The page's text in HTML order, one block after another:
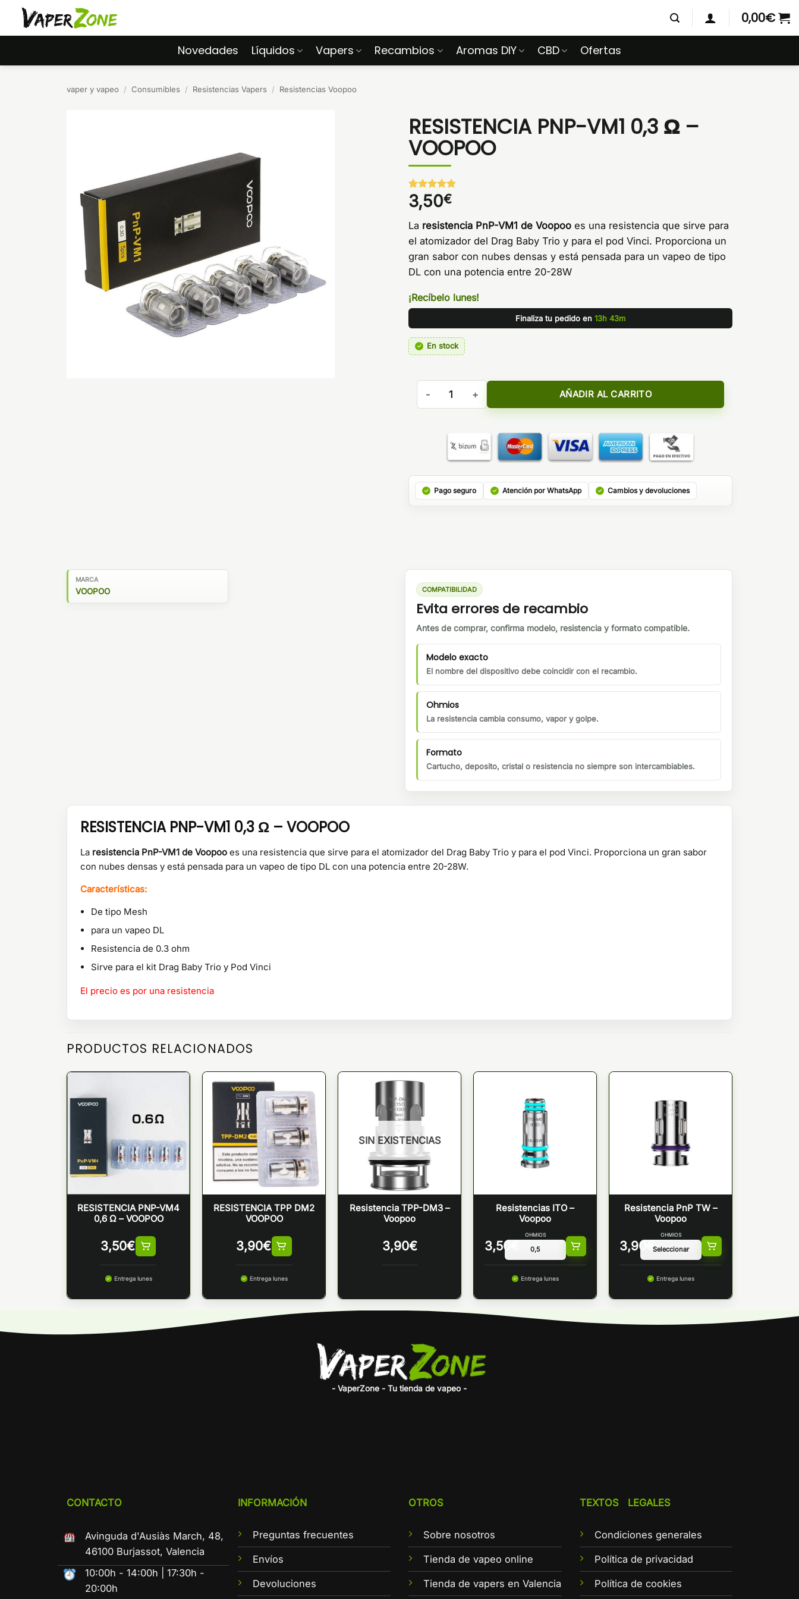
Saltar
contenido
0,00€
Novedades Líquidos Vapers Recambios Aromas DIY CBD Ofertas
vaper y vapeo / Consumibles / Resistencias Vapers / Resistencias Voopoo
RESISTENCIA PNP-VM1 0,3 Ω –
VOOPOO
Valorado
con5de 5
1
valoración
de un
cliente
3,50€
La resistencia PnP-VM1 de Voopoo es una resistencia que sirve para
el atomizador del Drag Baby Trio y para el pod Vinci. Proporciona un
gran sabor con nubes densas y está pensada para un vapeo de tipo
DL con una potencia entre 20-28W
¡Recíbelo lunes!
Finaliza tu pedido en 13h 43m
En stock
RESISTENCIA PNP-VM1 0,3 Ω - VOOPOO cantidad
AÑADIR AL CARRITO
Pago seguro Atención por WhatsApp Cambios y devoluciones
MARCA
VOOPOO COMPATIBILIDAD
Evita errores de recambio
Antes de comprar, confirma modelo, resistencia y formato compatible.
Modelo exacto
El nombre del dispositivo debe coincidir con el recambio.
Ohmios
La resistencia cambia consumo, vapor y golpe.
Formato
Cartucho, deposito, cristal o resistencia no siempre son intercambiables.
RESISTENCIA PNP-VM1 0,3 Ω – VOOPOO
La resistencia PnP-VM1 de Voopoo es una resistencia que sirve para el atomizador del Drag Baby Trio y para el pod Vinci. Proporciona un gran sabor
con nubes densas y está pensada para un vapeo de tipo DL con una potencia entre 20-28W.
Características:
De tipo Mesh
para un vapeo DL
Resistencia de 0.3 ohm
Sirve para el kit Drag Baby Trio y Pod Vinci
El precio es por una resistencia
PRODUCTOS RELACIONADOS
RESISTENCIA PNP-VM4
0,6 Ω – VOOPOO
3,50€
Entrega lunes
RESISTENCIA TPP DM2
VOOPOO
3,90€
Entrega lunes
SIN EXISTENCIAS
Resistencia TPP-DM3 –
Voopoo
3,90€
Resistencias ITO –
Voopoo
3,50
OHMIOS
Entrega lunes
Resistencia PnP TW –
Voopoo
3,90 €
OHMIOS
Entrega lunes
- VaperZone - Tu tienda de vapeo -
CONTACTO
Avinguda d'Ausiàs March, 48,
46100 Burjassot, Valencia
10:00h - 14:00h | 17:30h -
20:00h
INFORMACIÓN
Preguntas frecuentes
Envíos
Devoluciones
OTROS
Sobre nosotros
Tienda de vapeo online
Tienda de vapers en Valencia
TEXTOS LEGALES
Condiciones generales
Política de privacidad
Política de cookies